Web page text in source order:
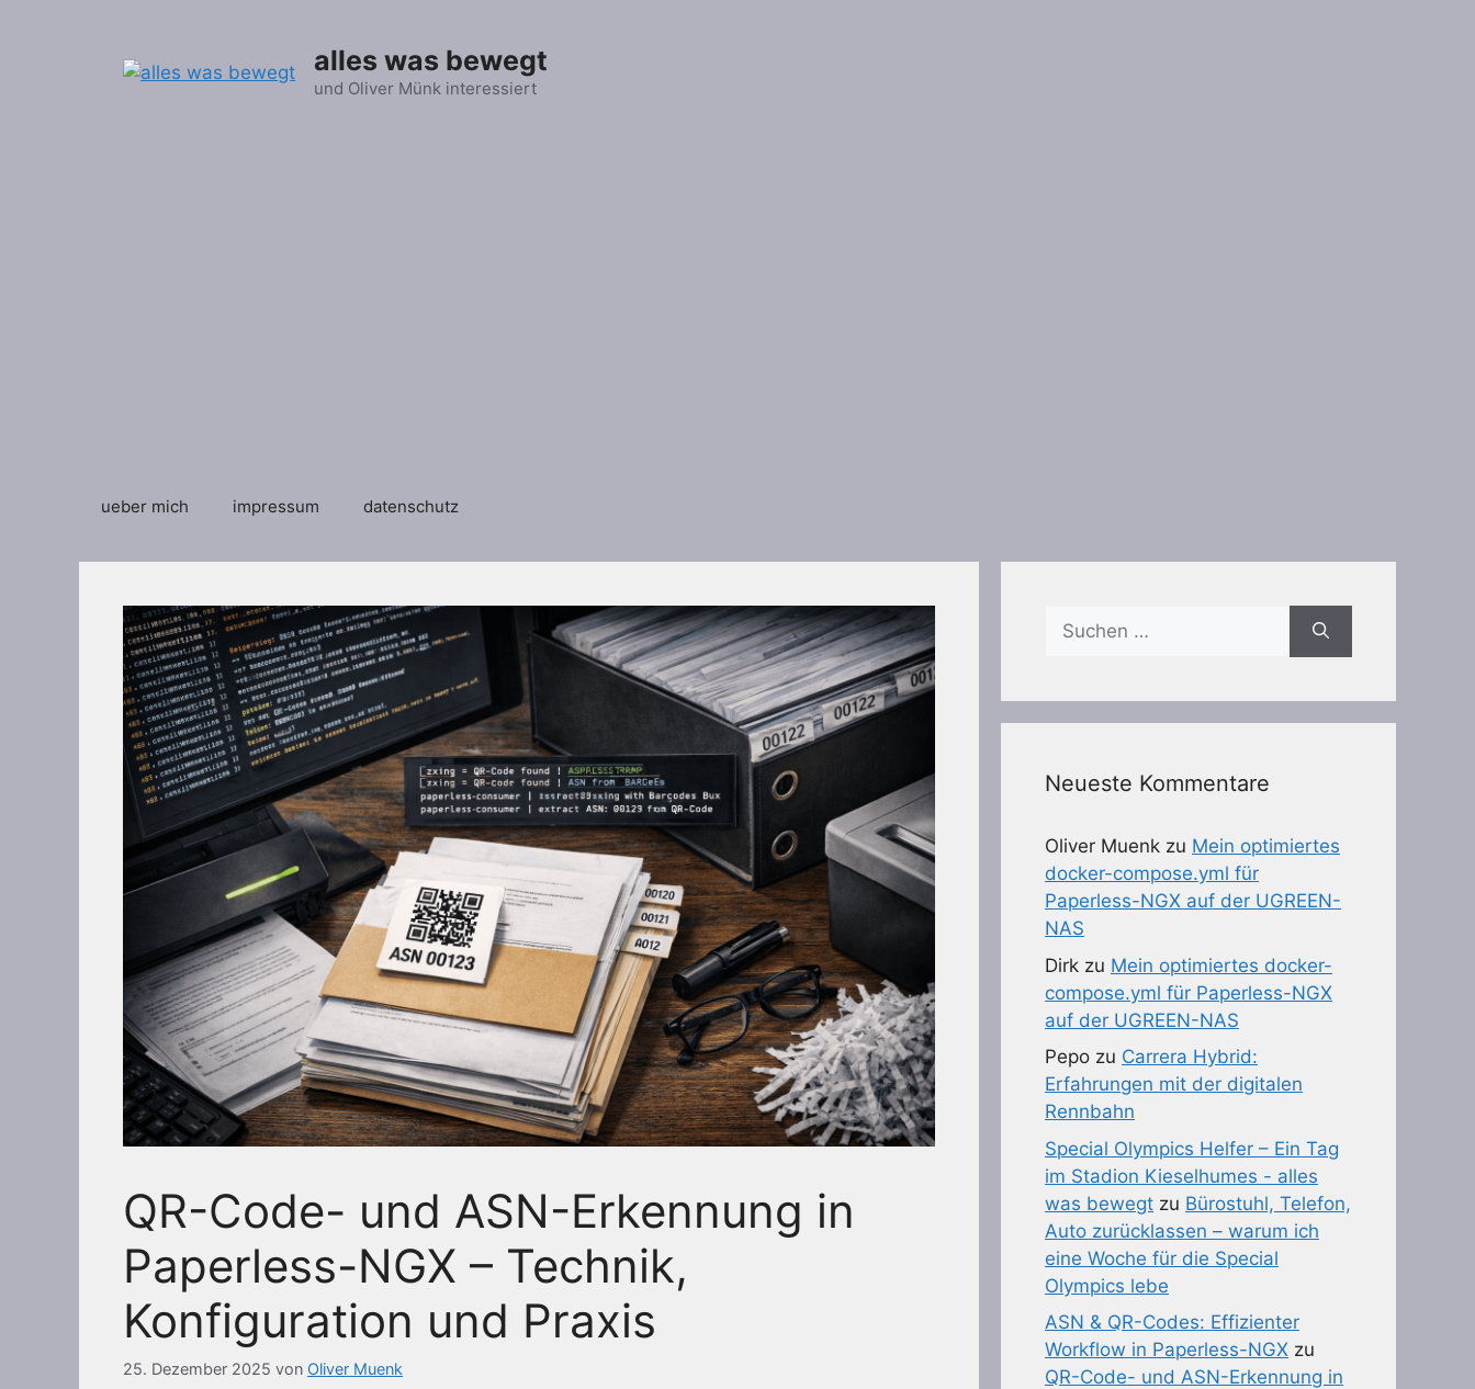
alles was bewegt
und Oliver Münk interessiert
ueber mich impressum datenschutz
QR-Code- und ASN-Erkennung in
Paperless-NGX – Technik,
Konfiguration und Praxis
25. Dezember 2025 von Oliver Muenk
Suchen
nach:
Neueste Kommentare
Oliver Muenk zu Mein optimiertes
docker-compose.yml für
Paperless-NGX auf der UGREEN-
NAS
Dirk zu Mein optimiertes docker-
compose.yml für Paperless-NGX
auf der UGREEN-NAS
Pepo zu Carrera Hybrid:
Erfahrungen mit der digitalen
Rennbahn
Special Olympics Helfer – Ein Tag
im Stadion Kieselhumes - alles
was bewegt zu Bürostuhl, Telefon,
Auto zurücklassen – warum ich
eine Woche für die Special
Olympics lebe
ASN & QR-Codes: Effizienter
Workflow in Paperless-NGX zu
QR-Code- und ASN-Erkennung in